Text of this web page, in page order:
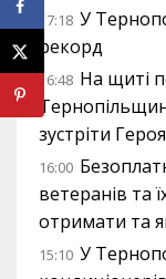
17:18 У
рекорд
16:48 На щиті
зустріти Героя
16:00
ветеранів та
отримати та
15:10 У